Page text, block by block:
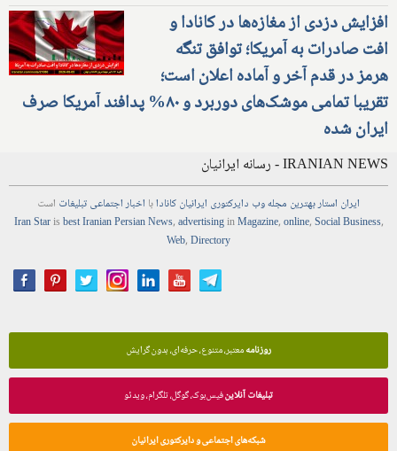
افزایش دزدی از مغازه‌ها در کانادا و
افت صادرات به آمریکا؛ توافق تنگه
هرمز در قدم آخر و آماده اعلان است؛
تقریبا تمامی موشک‌های دوربرد و ۸۰% پدافند آمریکا صرف
ایران شده
IRANIAN NEWS - رسانه ایرانیان
ایران استاربهترین مجلهوب دایرکتوری ایرانیان کانادابا اخباراجتماعیتبلیغات است
Iran Starisbest Iranian PersianNews,advertisinginMagazine,online,Social Business,
Web,Directory
روزنامهمعتبر، متنوع، حرفه‌ای، بدون گرایش
تبلیغات آنلاینفیس‌بوک، گوگل، تلگرام، ویدئو
شبکه‌های اجتماعی و دایرکتوری ایرانیان